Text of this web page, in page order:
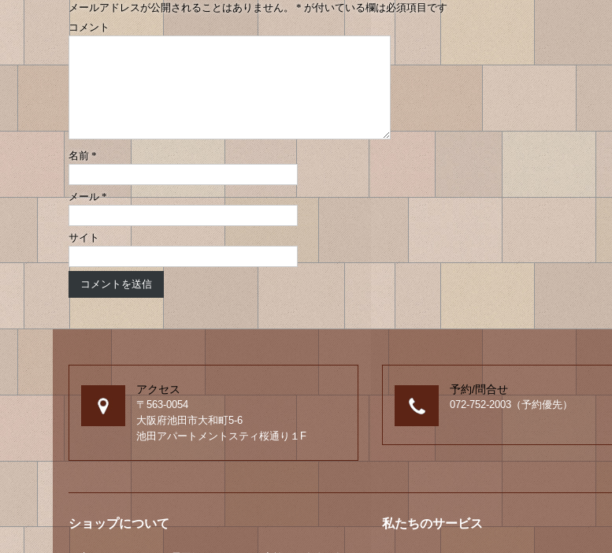
メールアドレスが公開されることはありません。 * が付いている欄は必須項目です
コメント
名前 *
メール*
サイト
アクセス
〒563-0054
大阪府池田市大和町5-6
池田アパートメントスティ桜通り１F
予約/問合せ
072-752-2003（予約優先）
ショップについて 私たちのサービス